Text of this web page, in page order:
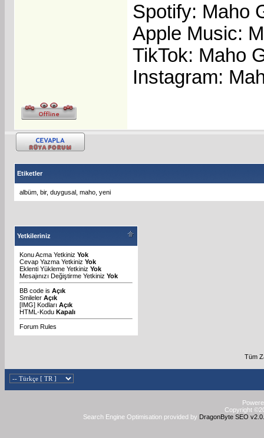
Spotify: Maho
Apple Music:
TikTok: Maho
Instagram:
Etiketler
albüm bir, duygusal maho yeni
Yetkileriniz
Konu Acma Yetkiniz Yok
Cevap Yazma Yetkiniz Yok
Eklenti Yükleme Yetkiniz Yok
Mesajınızı Değiştirme Yetkiniz Yok
BB code is Açık
Smileler Açık
[IMG] Kodları Açık
HTML-Kodu Kapalı
Forum Rules
Tüm
Copyright
Search Engine Optimisation provided by DragonByte SEO